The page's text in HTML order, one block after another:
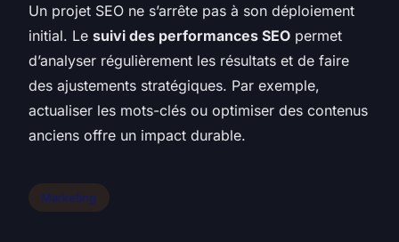
Un projet SEO ne s’arrête pas à son déploiement
initial. Le suivi des performances SEO permet
d’analyser régulièrement les résultats et de faire
des ajustements stratégiques. Par exemple,
actualiser les mots-clés ou optimiser des contenus
anciens offre un impact durable.
Marketing